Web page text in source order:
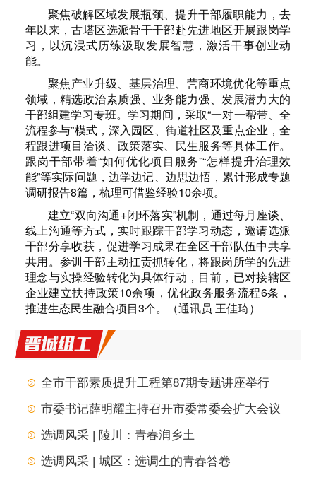
聚焦破解区域发展瓶颈、提升干部履职能力，去
年以来，古塔区选派骨干干部赴先进地区开展跟岗学
习，以沉浸式历练汲取发展智慧，激活干事创业动
能。
聚焦产业升级、基层治理、营商环境优化等重点
领域，精选政治素质强、业务能力强、发展潜力大的
干部组建学习专班。学习期间，采取“一对一帮带、全
流程参与”模式，深入园区、街道社区及重点企业，全
程跟进项目洽谈、政策落实、民生服务等具体工作。
跟岗干部带着“如何优化项目服务”“怎样提升治理效
能”等实际问题，边学边记、边思边悟，累计形成专题
调研报告8篇，梳理可借鉴经验10余项。
建立“双向沟通+闭环落实”机制，通过每月座谈、
线上沟通等方式，实时跟踪干部学习动态，邀请选派
干部分享收获，促进学习成果在全区干部队伍中共享
共用。参训干部主动扛责抓转化，将跟岗所学的先进
理念与实操经验转化为具体行动，目前，已对接辖区
企业建立扶持政策10余项，优化政务服务流程6条，
推进生态民生融合项目3个。（通讯员 王佳琦）
全市干部素质提升工程第87期专题讲座举行
市委书记薛明耀主持召开市委常委会扩大会议
选调风采 | 陵川：青春润乡土
选调风采 | 城区：选调生的青春答卷